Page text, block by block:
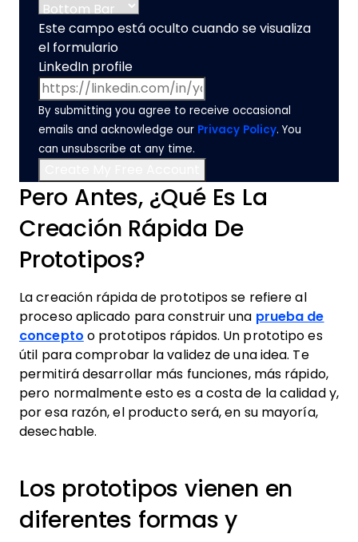
Este campo está oculto cuando se visualiza
el formulario
LinkedIn profile
By submitting you agree to receive occasional
emails and acknowledge our Privacy Policy. You
can unsubscribe at any time.
Pero Antes, ¿qué Es La
Creación Rápida De
Prototipos?
La creación rápida de prototipos se refiere al
proceso aplicado para construir una prueba de
concepto o prototipos rápidos. Un prototipo es
útil para comprobar la validez de una idea. Te
permitirá desarrollar más funciones, más rápido,
pero normalmente esto es a costa de la calidad y,
por esa razón, el producto será, en su mayoría,
desechable.
Los prototipos vienen en
diferentes formas y